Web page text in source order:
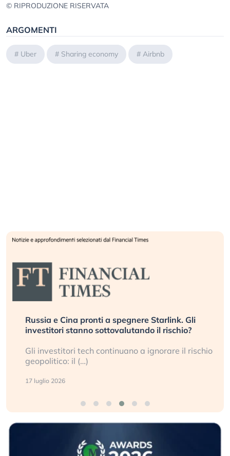
© RIPRODUZIONE RISERVATA
ARGOMENTI
# Uber # Sharing economy # Airbnb
Russia e Cina pronti a spegnere Starlink. Gli
investitori stanno sottovalutando il rischio?
Gli investitori tech continuano a ignorare il rischio
geopolitico: il (…)
17 luglio 2026